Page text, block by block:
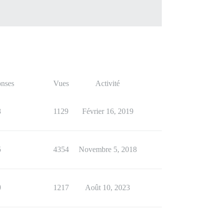
Vues Activité
1129 Février 16, 2019
4354 Novembre 5, 2018
1217 Août 10, 2023